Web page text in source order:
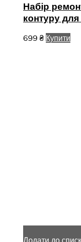
Набір
контуру
699 ₴ Купити